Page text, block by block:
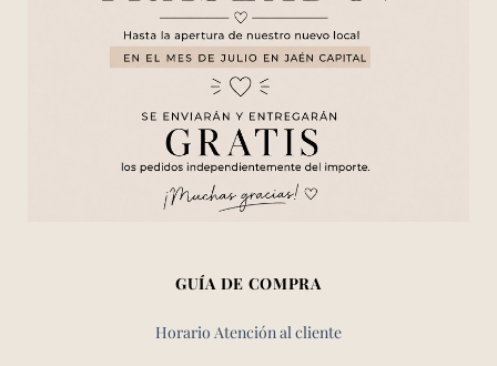
GUÍA DE COMPRA
Horario Atención al cliente